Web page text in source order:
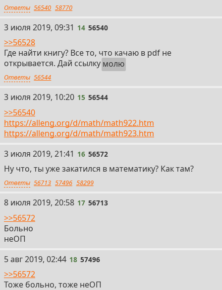
Ответы 56540 58770
14
3 июля 2019, 09:31 14 56540
>>56528
Где найти книгу? Все то, что качаю в pdf не
открывается. Дай ссылку молю
Ответы 56544
15
3 июля 2019, 10:20 15 56544
>>56540
https://alleng.org/d/math/math922.htm
https://alleng.org/d/math/math923.htm
16
3 июля 2019, 21:41 16 56572
Ну что, ты уже закатился в математику? Как там?
Ответы 56713 57496 58299
17
8 июля 2019, 20:58 17 56713
>>56572
Больно
неОП
18
5 авг 2019, 02:44 18 57496
>>56572
Тоже больно, тоже неОП